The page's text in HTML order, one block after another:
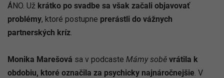
ÁNO. Už krátko po svadbe sa však začali objavovať
problémy, ktoré postupne prerástli do vážnych
partnerských kríz
Monika Marešová sa v podcaste Mámy sobě vrátila k
obdobiu, ktoré označila za psychicky najnáročnejšie. V